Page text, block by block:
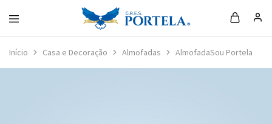
Loja
Portela
Início Casa e Decoração Almofadas AlmofadaSou Portela